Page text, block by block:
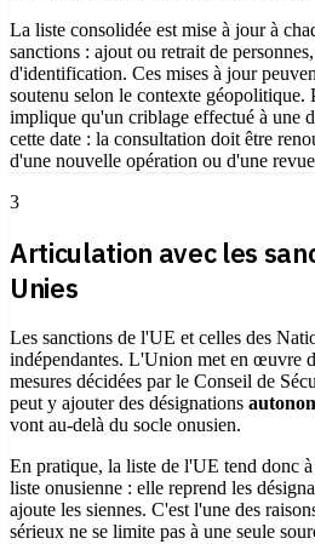
La liste consolidée est mise à jour à
sanctions : ajout ou retrait de
d'identification. Ces mises à jour
soutenu selon le contexte géopolitique.
implique qu'un criblage effectué à une
cette date : la consultation doit être
d'une nouvelle opération ou d'une
3
Articulation avec les
Unies
Les sanctions de l'UE et celles des
indépendantes. L'Union met en œuvre
mesures décidées par le Conseil de
peut y ajouter des désignations
vont au-delà du socle onusien.
En pratique, la liste de l'UE tend donc
liste onusienne : elle reprend les
ajoute les siennes. C'est l'une des
sérieux ne se limite pas à une seule